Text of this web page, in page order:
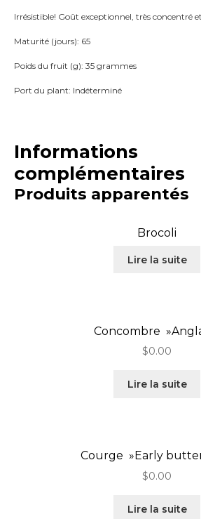
Irrésistible! Goût exceptionnel, très concentré
Maturité (jours): 65
Poids du fruit (g): 35 grammes
Port du plant: Indéterminé
Informations
complémentaires
Produits apparentés
Brocoli
Lire la suite
Concombre
$0.00
Lire la suite
Courge »Early
$0.00
Lire la suite